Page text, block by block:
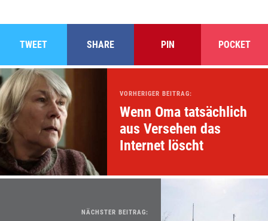
TWEET SHARE PIN POCKET
VORHERIGER BEITRAG:
Wenn Oma tatsächlich
aus Versehen das
Internet löscht
NÄCHSTER BEITRAG: